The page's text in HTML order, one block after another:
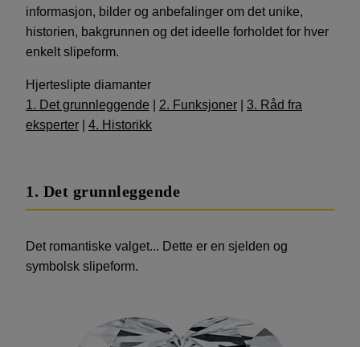
informasjon, bilder og anbefalinger om det unike,
historien, bakgrunnen og det ideelle forholdet for hver
enkelt slipeform.
Hjerteslipte diamanter
1. Det grunnleggende
2. Funksjoner
3. Råd fra
eksperter
4. Historikk
1. Det grunnleggende
Det romantiske valget... Dette er en sjelden og
symbolsk slipeform.